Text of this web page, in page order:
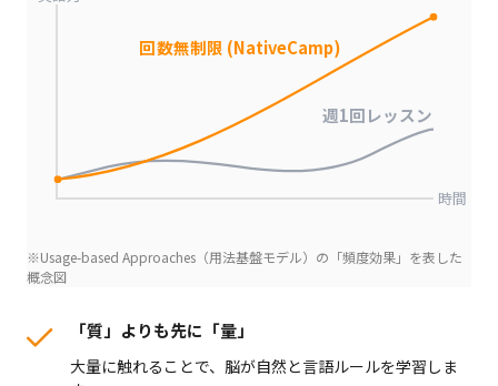
「質」よりも先に「量」
大量に触れることで、脳が自然と言語ルールを学習しま
時間
週1回レッスン
回数無制限 (NativeCamp)
※Usage-based Approaches（用法基盤モデル）の「頻度効果」を表した
概念図